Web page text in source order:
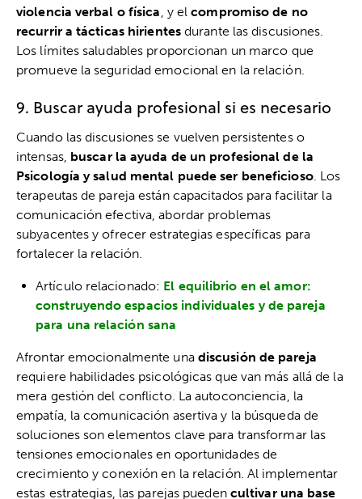
violencia verbal o física, y elcompromiso de no
recurrir a tácticas hirientesdurante las discusiones.
Los límites saludables proporcionan un marco que
promueve la seguridad emocional en la relación.
9. Buscar ayuda profesional si es necesario
Cuando las discusiones se vuelven persistentes o
intensas, buscar la ayuda de un profesional de la
Psicología y salud mental puede ser beneficioso. Los
terapeutas de pareja están capacitados para facilitar la
comunicación efectiva, abordar problemas
subyacentes y ofrecer estrategias específicas para
fortalecer la relación.
Artículo relacionado: El equilibrio en el amor:
construyendo espacios individuales y de pareja
para una relación sana
Afrontar emocionalmente una discusión de pareja
requiere habilidades psicológicas que van más allá de la
mera gestión del conflicto. La autoconciencia, la
empatía, la comunicación asertiva y la búsqueda de
soluciones son elementos clave para transformar las
tensiones emocionales en oportunidades de
crecimiento y conexión en la relación. Al implementar
estas estrategias, las parejas pueden cultivar una base